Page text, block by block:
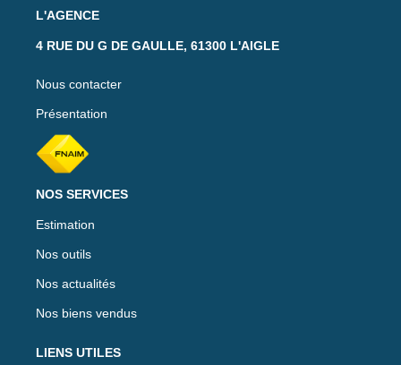
L'AGENCE
4 RUE DU G DE GAULLE, 61300 L'AIGLE
Nous contacter
Présentation
NOS SERVICES
Estimation
Nos outils
Nos actualités
Nos biens vendus
LIENS UTILES